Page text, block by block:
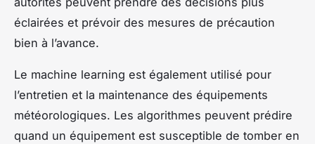
éclairées et prévoir des mesures de précaution
bien à l’avance.
Le machine learning est également utilisé pour
l’entretien et la maintenance des équipements
météorologiques. Les algorithmes peuvent prédire
quand un équipement est susceptible de tomber en